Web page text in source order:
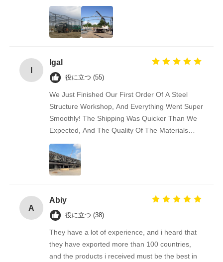
Igal
役に立つ (55)
We Just Finished Our First Order Of A Steel
Structure Workshop, And Everything Went Super
Smoothly! The Shipping Was Quicker Than We
Expected, And The Quality Of The Materials
Really Impressed Us — Solid And Well-made.
Communication Was Easy And Friendly
Throughout. We’re Already Recommending This
Supplier To Some Of Our Business Friends.
A
Abiy
役に立つ (38)
They have a lot of experience, and i heard that
they have exported more than 100 countries,
and the products i received must be the best in